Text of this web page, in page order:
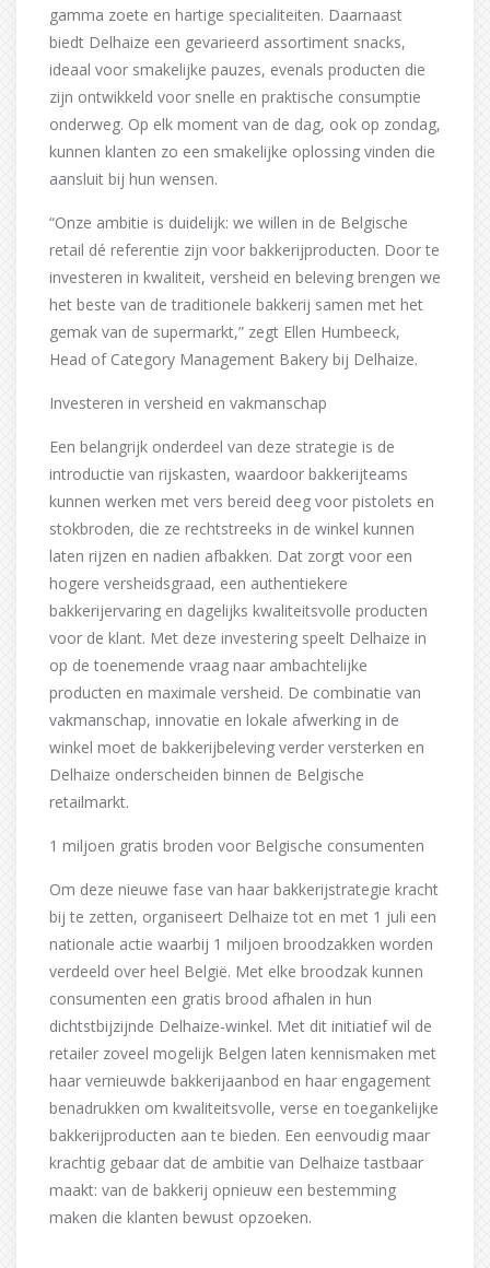
gamma zoete en hartige specialiteiten. Daarnaast
biedt Delhaize een gevarieerd assortiment snacks,
ideaal voor smakelijke pauzes, evenals producten die
zijn ontwikkeld voor snelle en praktische consumptie
onderweg. Op elk moment van de dag, ook op zondag,
kunnen klanten zo een smakelijke oplossing vinden die
aansluit bij hun wensen.
“Onze ambitie is duidelijk: we willen in de Belgische
retail dé referentie zijn voor bakkerijproducten. Door te
investeren in kwaliteit, versheid en beleving brengen we
het beste van de traditionele bakkerij samen met het
gemak van de supermarkt,” zegt Ellen Humbeeck,
Head of Category Management Bakery bij Delhaize.
Investeren in versheid en vakmanschap
Een belangrijk onderdeel van deze strategie is de
introductie van rijskasten, waardoor bakkerijteams
kunnen werken met vers bereid deeg voor pistolets en
stokbroden, die ze rechtstreeks in de winkel kunnen
laten rijzen en nadien afbakken. Dat zorgt voor een
hogere versheidsgraad, een authentiekere
bakkerijervaring en dagelijks kwaliteitsvolle producten
voor de klant. Met deze investering speelt Delhaize in
op de toenemende vraag naar ambachtelijke
producten en maximale versheid. De combinatie van
vakmanschap, innovatie en lokale afwerking in de
winkel moet de bakkerijbeleving verder versterken en
Delhaize onderscheiden binnen de Belgische
retailmarkt.
1 miljoen gratis broden voor Belgische consumenten
Om deze nieuwe fase van haar bakkerijstrategie kracht
bij te zetten, organiseert Delhaize tot en met 1 juli een
nationale actie waarbij 1 miljoen broodzakken worden
verdeeld over heel België. Met elke broodzak kunnen
consumenten een gratis brood afhalen in hun
dichtstbijzijnde Delhaize-winkel. Met dit initiatief wil de
retailer zoveel mogelijk Belgen laten kennismaken met
haar vernieuwde bakkerijaanbod en haar engagement
benadrukken om kwaliteitsvolle, verse en toegankelijke
bakkerijproducten aan te bieden. Een eenvoudig maar
krachtig gebaar dat de ambitie van Delhaize tastbaar
maakt: van de bakkerij opnieuw een bestemming
maken die klanten bewust opzoeken.